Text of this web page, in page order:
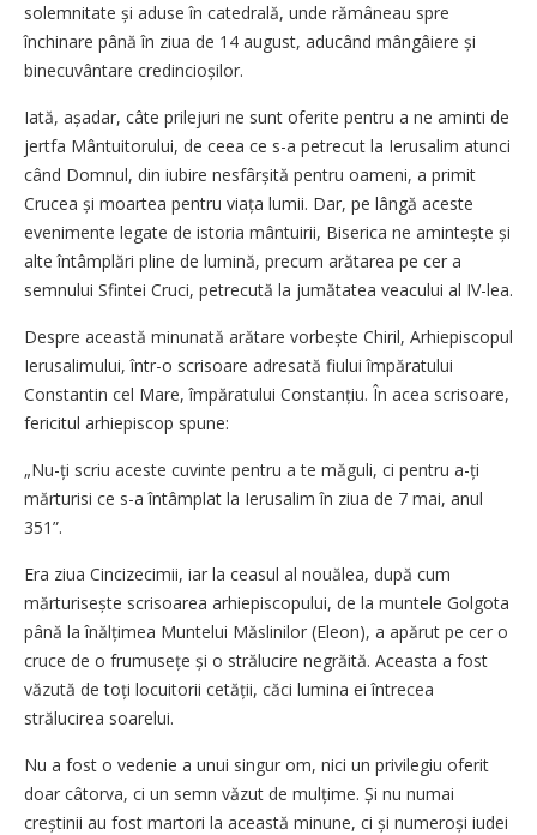
solemnitate și aduse în catedrală, unde rămâneau spre
închinare până în ziua de 14 august, aducând mângâiere și
binecuvântare credincioșilor.
Iată, așadar, câte prilejuri ne sunt oferite pentru a ne aminti de
jertfa Mântuitorului, de ceea ce s-a petrecut la Ierusalim atunci
când Domnul, din iubire nesfârșită pentru oameni, a primit
Crucea și moartea pentru viața lumii. Dar, pe lângă aceste
evenimente legate de istoria mântuirii, Biserica ne amintește și
alte întâmplări pline de lumină, precum arătarea pe cer a
semnului Sfintei Cruci, petrecută la jumătatea veacului al IV-lea.
Despre această minunată arătare vorbește Chiril, Arhiepiscopul
Ierusalimului, într-o scrisoare adresată fiului împăratului
Constantin cel Mare, împăratului Constanțiu. În acea scrisoare,
fericitul arhiepiscop spune:
„Nu-ți scriu aceste cuvinte pentru a te măguli, ci pentru a-ți
mărturisi ce s-a întâmplat la Ierusalim în ziua de 7 mai, anul
351”.
Era ziua Cincizecimii, iar la ceasul al nouălea, după cum
mărturisește scrisoarea arhiepiscopului, de la muntele Golgota
până la înălțimea Muntelui Măslinilor (Eleon), a apărut pe cer o
cruce de o frumusețe și o strălucire negrăită. Aceasta a fost
văzută de toți locuitorii cetății, căci lumina ei întrecea
strălucirea soarelui.
Nu a fost o vedenie a unui singur om, nici un privilegiu oferit
doar câtorva, ci un semn văzut de mulțime. Și nu numai
creștinii au fost martori la această minune, ci și numeroși iudei